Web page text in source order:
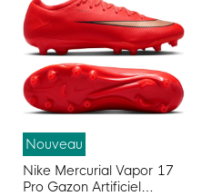
Nouveau
Nike Mercurial Vapor 17
Pro Gazon Artificiel